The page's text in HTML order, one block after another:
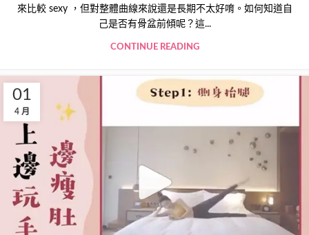
來比較 sexy ，但對整體曲線來說還是長期不太好唷。如何知道自
己是否有骨盆前傾呢？這...
CONTINUE READING
01
4 月